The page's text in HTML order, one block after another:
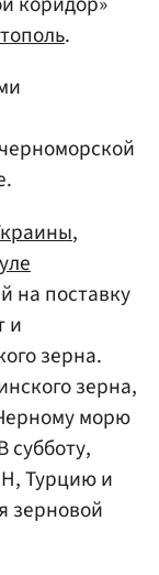
.
,
на поставку
и
зерна.
зерна,
морю
субботу,
Турцию и
зерновой